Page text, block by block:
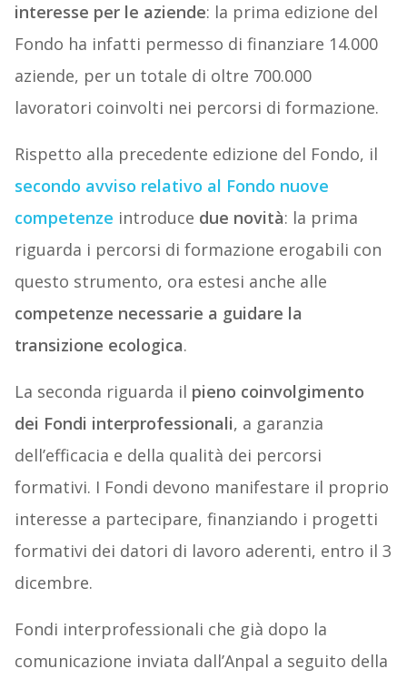
interesse per le aziende: la prima edizione del
Fondo ha infatti permesso di finanziare 14.000
aziende, per un totale di oltre 700.000
lavoratori coinvolti nei percorsi di formazione.
Rispetto alla precedente edizione del Fondo, il
secondo avviso relativo al Fondo nuove
competenze introduce due novità: la prima
riguarda i percorsi di formazione erogabili con
questo strumento, ora estesi anche alle
competenze necessarie a guidare la
transizione ecologica.
La seconda riguarda il pieno coinvolgimento
dei Fondi interprofessionali, a garanzia
dell’efficacia e della qualità dei percorsi
formativi. I Fondi devono manifestare il proprio
interesse a partecipare, finanziando i progetti
formativi dei datori di lavoro aderenti, entro il 3
dicembre.
Fondi interprofessionali che già dopo la
comunicazione inviata dall’Anpal a seguito della